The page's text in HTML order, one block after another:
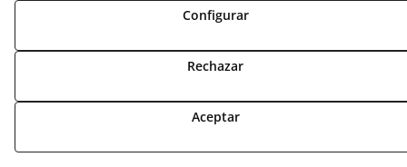
Configurar
Rechazar
Aceptar